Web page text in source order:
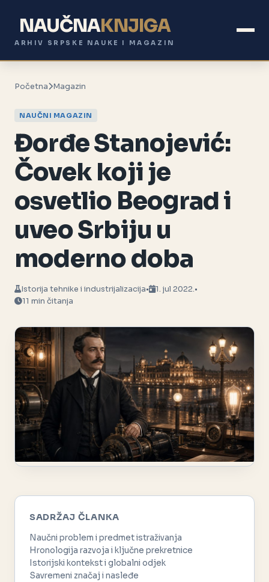
NAUČNAKNJIGA
ARHIV SRPSKE NAUKE I MAGAZIN
Početna Magazin
NAUČNI MAGAZIN
Đorđe Stanojević:
Čovek koji je
osvetlio Beograd i
uveo Srbiju u
moderno doba
Istorija tehnike i industrijalizacija• 1. jul 2022.•
11 min čitanja
SADRŽAJ ČLANKA
Naučni problem i predmet istraživanja
Hronologija razvoja i ključne prekretnice
Istorijski kontekst i globalni odjek
Savremeni značaj i nasleđe